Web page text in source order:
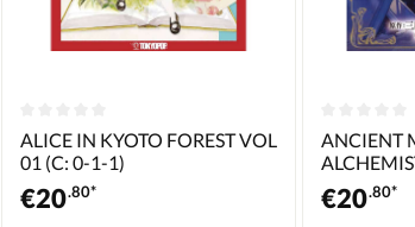
ALICE IN KYOTO FOREST VOL
01 (C: 0-1-1)
€20.80*
ANCIENT
03 (C: 0-1-1)
€20.80*